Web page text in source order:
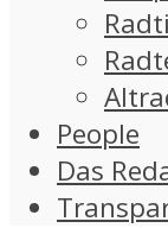
People
Das